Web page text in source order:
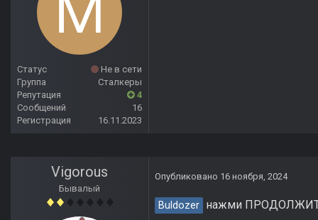
Статус
Не в сети
Группа
Сталкеры
Репутация
4
Сообщений
16
Регистрация
16.11.2023
Vigorous
Бывалый
Опубликовано 16 ноября, 2024
Buldozer нажми